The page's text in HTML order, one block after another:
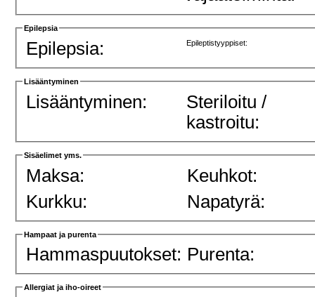
Epilepsia
Epilepsia: Epileptistyyppiset:
Lisääntyminen
Lisääntyminen:
Steriloitu /
kastroitu:
Sisäelimet yms.
Maksa:
Keuhkot:
Kurkku:
Napatyrä:
Hampaat ja purenta
Hammaspuutokset: Purenta:
Allergiat ja iho-oireet